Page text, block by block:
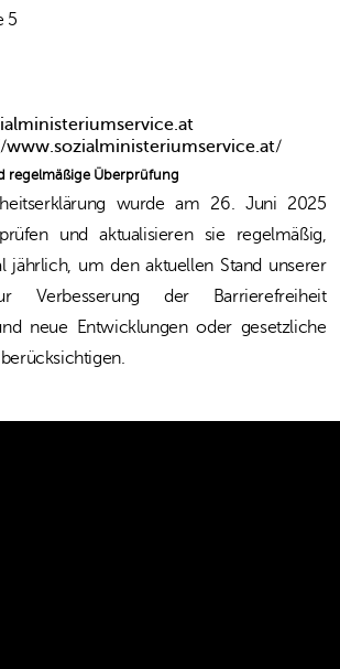
5
regelmäßige Überprüfung
wurde am 26. Juni 2025
und aktualisieren sie regelmäßig,
jährlich, um den aktuellen Stand unserer
Verbesserung der Barrierefreiheit
neue Entwicklungen oder gesetzliche